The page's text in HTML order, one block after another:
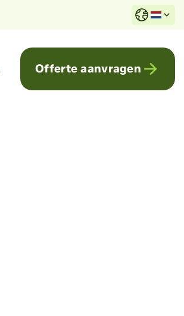
Offerte aanvragen